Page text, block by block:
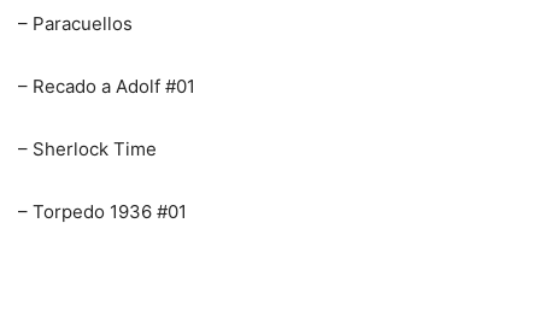
– Paracuellos
– Recado a Adolf #01
– Sherlock Time
– Torpedo 1936 #01